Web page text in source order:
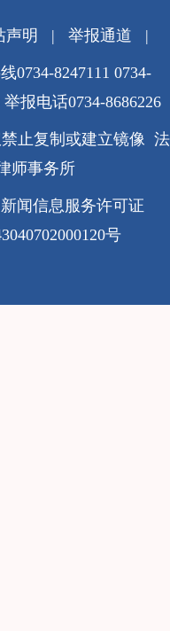
声明 | 举报通道 |
0734-8247111 0734-
举报电话0734-8686226
止复制或建立镜像 法
师事务所
闻信息服务许可证
号